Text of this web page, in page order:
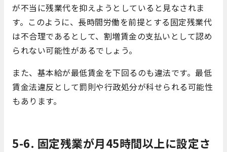
が不当に残業代を抑えようとしていると見なされま
す。このように、長時間労働を前提とする固定残業代
は不合理であるとして、割増賃金の支払いとして認め
られない可能性があるでしょう。
また、基本給が最低賃金を下回るのも違法です。最低
賃金法違反として罰則や行政処分が科せられる可能性
もあります。
5-6. 固定残業が月45時間以上に設定さ